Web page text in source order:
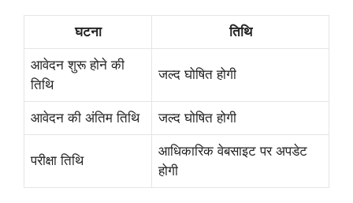
घटना तिथि
आवेदन शुरू होने की
तिथि
जल्द घोषित होगी
आवेदन की अंतिम तिथि जल्द घोषित होगी
परीक्षा तिथि
आधिकारिक वेबसाइट पर अपडेट
होगी